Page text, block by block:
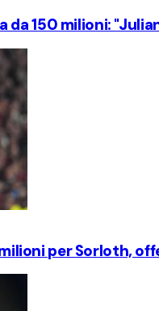
da 150 milioni:
per Sorloth,